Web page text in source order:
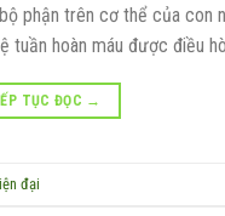
phận trên cơ thể của con
hoàn máu được điều
TỤC ĐỌC →
đại